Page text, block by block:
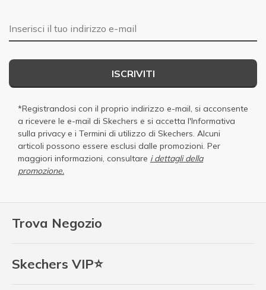
Trova Negozio
Skechers VIP⭐
E-mail
ISCRIVITI
*Registrandosi con il proprio indirizzo e-mail, si acconsente
a ricevere le e-mail di Skechers e si accetta l'Informativa
sulla privacy e i Termini di utilizzo di Skechers . Alcuni
articoli possono essere esclusi dalle promozioni. Per
maggiori informazioni, consultare i dettagli della
promozione.